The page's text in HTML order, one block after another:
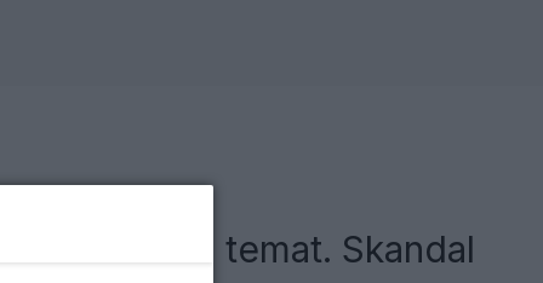
na swój temat. Skandal